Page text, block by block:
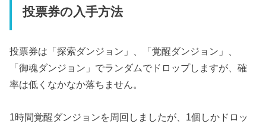
投票券の入手方法
投票券は「探索ダンジョン」、「覚醒ダンジョン」、
「御魂ダンジョン」でランダムでドロップしますが、確
率は低くなかなか落ちません。
1時間覚醒ダンジョンを周回しましたが、1個しかドロッ